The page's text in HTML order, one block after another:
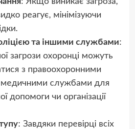
реагує, мінімізуючи
та іншими службами:
загрози охоронці можуть
з правоохоронними
медичними службами для
допомоги чи організації
: Завдяки перевірці всіх